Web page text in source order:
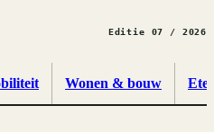
Editie 07 / 2026
Wonen & bouw